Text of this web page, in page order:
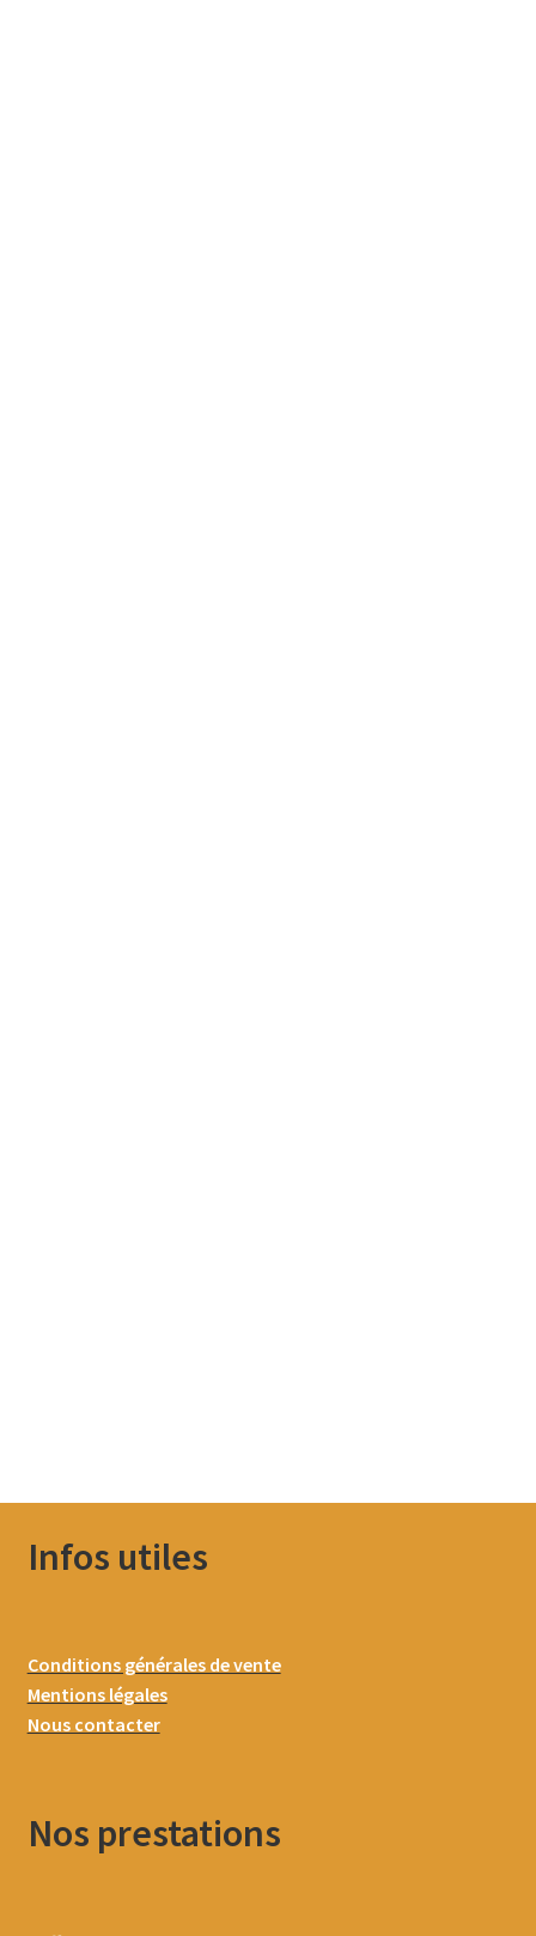
Infos utiles
Conditions générales de vente
Mentions légales
Nous contacter
Nos prestations